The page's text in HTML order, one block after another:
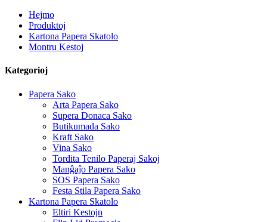
Hejmo
Produktoj
Kartona Papera Skatolo
Montru Kestoj
Kategorioj
Papera Sako
Arta Papera Sako
Supera Donaca Sako
Butikumada Sako
Kraft Sako
Vina Sako
Tordita Tenilo Paperaj Sakoj
Manĝaĵo Papera Sako
SOS Papera Sako
Festa Stila Papera Sako
Kartona Papera Skatolo
Eltiri Kestojn